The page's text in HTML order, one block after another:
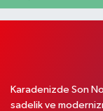
Karadenizde Son
sadelik ve